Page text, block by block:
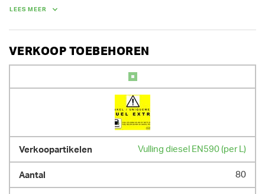
Max. werk hoogte: 14,1 m
Lateraal bereik: 10,7 m
Lengte mand: 1,8 m
7500.00 kg
LEES MEER
VERKOOP TOEBEHOREN
Vulling diesel EN590 (per L)
80